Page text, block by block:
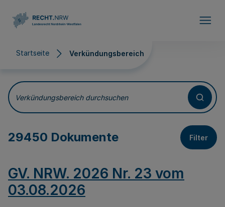
Startseite Verkündungsbereich
Verkündungsbereich
Verkündungsbereich durchsuchen
29450 Dokumente Filter
GV. NRW. 2026 Nr. 23 vom
03.08.2026